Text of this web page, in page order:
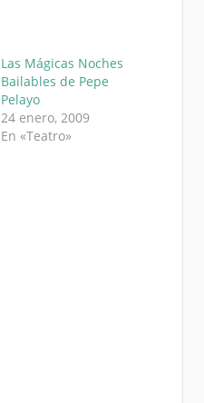
Las Mágicas Noches
Bailables de Pepe
Pelayo
24 enero, 2009
En «Teatro»